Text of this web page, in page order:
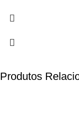
Produtos